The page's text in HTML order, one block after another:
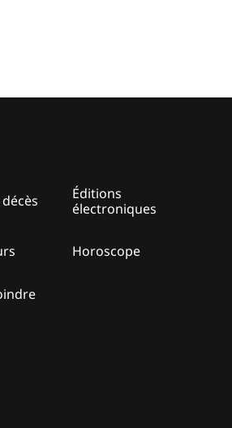
Éditions
électroniques
Horoscope